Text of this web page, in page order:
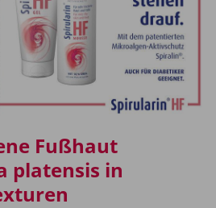
Fußhaut
platensis in